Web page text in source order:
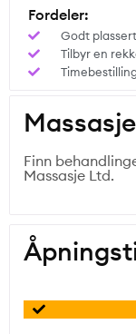
Fordeler:
Godt
Tilbyr en
Finn
Massasje Ltd.